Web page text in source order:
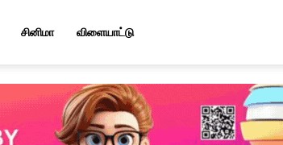
சினிமா விளையாட்டு